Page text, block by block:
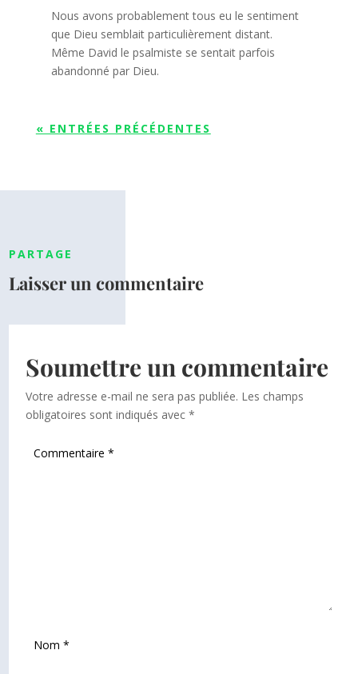
Nous avons probablement tous eu le sentiment
que Dieu semblait particulièrement distant.
Même David le psalmiste se sentait parfois
abandonné par Dieu.
« ENTRÉES PRÉCÉDENTES
PARTAGE
Laisser un commentaire
Soumettre un commentaire
Votre adresse e-mail ne sera pas publiée. Les champs
obligatoires sont indiqués avec*